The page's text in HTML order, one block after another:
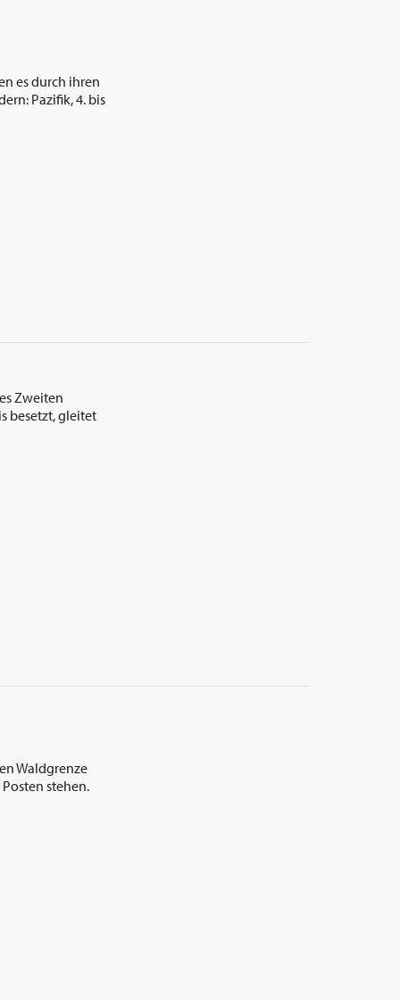
es durch ihren
Pazifik, 4. bis
Zweiten
besetzt, gleitet
Waldgrenze
stehen.